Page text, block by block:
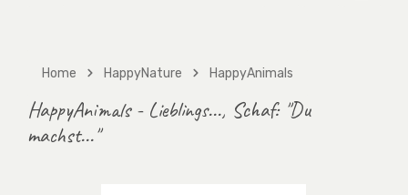
Home HappyNature HappyAnimals
HappyAnimals - Lieblings..., Schaf: "Du
machst..."